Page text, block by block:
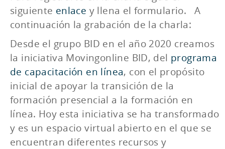
siguiente enlace y llena el formulario. A
continuación la grabación de la charla:
Desde el grupo BID en el año 2020 creamos
la iniciativa Movingonline BID, del programa
de capacitación en línea, con el propósito
inicial de apoyar la transición de la
formación presencial a la formación en
línea. Hoy esta iniciativa se ha transformado
y es un espacio virtual abierto en el que se
encuentran diferentes recursos y